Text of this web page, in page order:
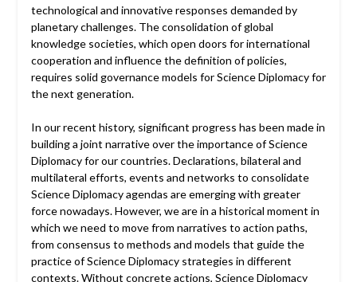
technological and innovative responses demanded by
planetary challenges. The consolidation of global
knowledge societies, which open doors for international
cooperation and influence the definition of policies,
requires solid governance models for Science Diplomacy for
the next generation.
In our recent history, significant progress has been made in
building a joint narrative over the importance of Science
Diplomacy for our countries. Declarations, bilateral and
multilateral efforts, events and networks to consolidate
Science Diplomacy agendas are emerging with greater
force nowadays. However, we are in a historical moment in
which we need to move from narratives to action paths,
from consensus to methods and models that guide the
practice of Science Diplomacy strategies in different
contexts. Without concrete actions, Science Diplomacy